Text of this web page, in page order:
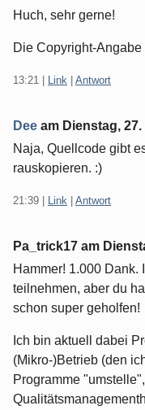
Huch, sehr gerne!
Die Copyright-
13:21 | Link | Antwort
Dee am Dienstag,
Naja, Quellcode gibt
rauskopieren. :)
21:39 | Link | Antwort
Pa_trick17 am
Hammer! 1.000
teilnehmen, aber du
schon super geholfen!
Ich bin aktuell dabei
(Mikro-)Betrieb (den
Programme